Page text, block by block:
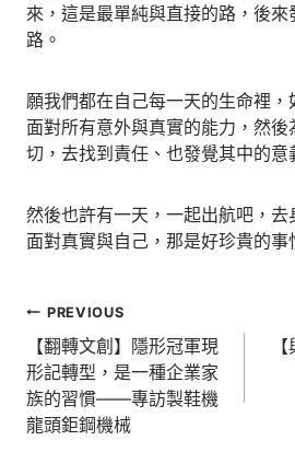
來，這是最單純與直接的路，後
路。
願我們都在自己每一天的生命裡
面對所有意外與真實的能力，然
切，去找到責任、也發覺其中的意
然後也許有一天，一起出航吧，去
面對真實與自己，那是好珍貴的事
文
章
導
覽
PREVIOUS
【翻轉文創】隱形冠軍現
形記轉型，是一種企業家
族的習慣——專訪製鞋機
龍頭鉅鋼機械